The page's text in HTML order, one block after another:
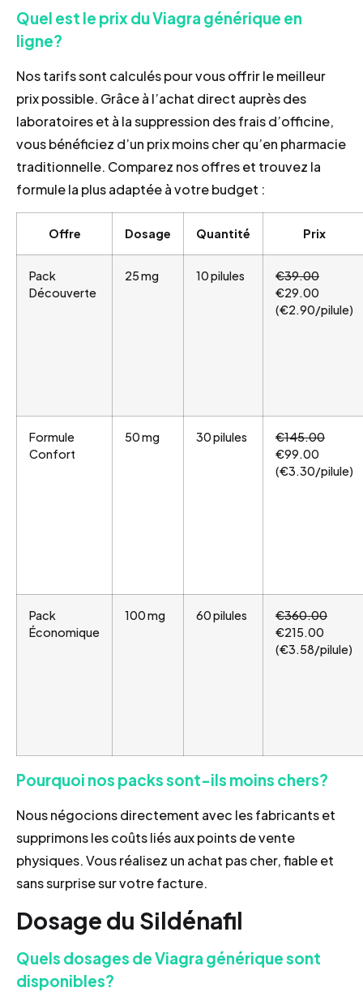
Quel est le prix du Viagra générique en
ligne?
Nos tarifs sont calculés pour vous offrir le meilleur
prix possible. Grâce à l’achat direct auprès des
laboratoires et à la suppression des frais d’officine,
vous bénéficiez d’un prix moins cher qu’en pharmacie
traditionnelle. Comparez nos offres et trouvez la
formule la plus adaptée à votre budget :
Offre Dosage Quantité Prix
Pack
Découverte
25 mg 10 pilules
€39.00
€29.00
(€2.90/pilule)
Formule
Confort
50 mg 30 pilules
€145.00
€99.00
(€3.30/pilule)
Pack
Économique
100 mg 60 pilules
€360.00
€215.00
(€3.58/pilule)
Pourquoi nos packs sont-ils moins chers?
Nous négocions directement avec les fabricants et
supprimons les coûts liés aux points de vente
physiques. Vous réalisez un achat pas cher, fiable et
sans surprise sur votre facture.
Dosage du Sildénafil
Quels dosages de Viagra générique sont
disponibles?